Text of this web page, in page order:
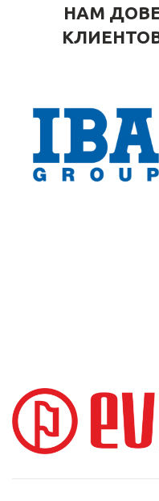
НАМ